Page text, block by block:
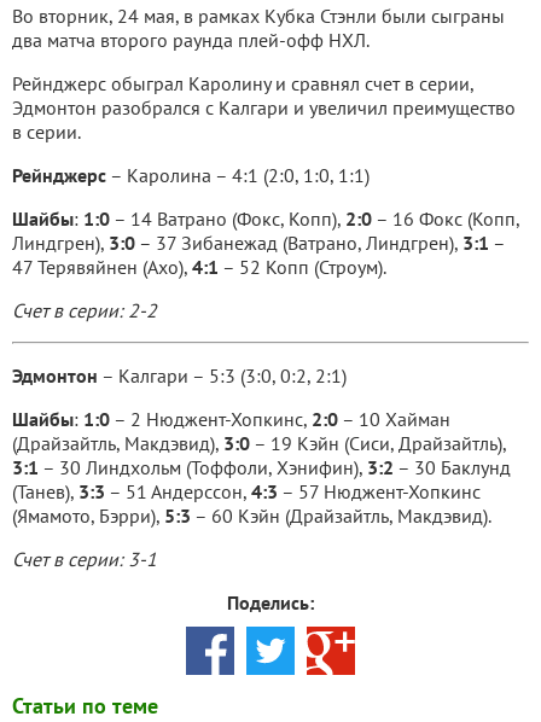
Во вторник, 24 мая, в рамках Кубка Стэнли были сыграны
два матча второго раунда плей-офф НХЛ.
Рейнджерс обыграл Каролину и сравнял счет в серии,
Эдмонтон разобрался с Калгари и увеличил преимущество
в серии.
Рейнджерс – Каролина – 4:1 (2:0, 1:0, 1:1)
Шайбы: 1:0 – 14 Ватрано (Фокс, Копп), 2:0 – 16 Фокс (Копп,
Линдгрен), 3:0 – 37 Зибанежад (Ватрано, Линдгрен), 3:1 –
47 Терявяйнен (Ахо), 4:1 – 52 Копп (Строум).
Счет в серии: 2-2
Эдмонтон – Калгари – 5:3 (3:0, 0:2, 2:1)
Шайбы: 1:0 – 2 Нюджент-Хопкинс, 2:0 – 10 Хайман
(Драйзайтль, Макдэвид), 3:0 – 19 Кэйн (Сиси, Драйзайтль),
3:1 – 30 Линдхольм (Тоффоли, Хэнифин), 3:2 – 30 Баклунд
(Танев), 3:3 – 51 Андерссон, 4:3 – 57 Нюджент-Хопкинс
(Ямамото, Бэрри), 5:3 – 60 Кэйн (Драйзайтль, Макдэвид).
Счет в серии: 3-1
Поделись:
Статьи по теме